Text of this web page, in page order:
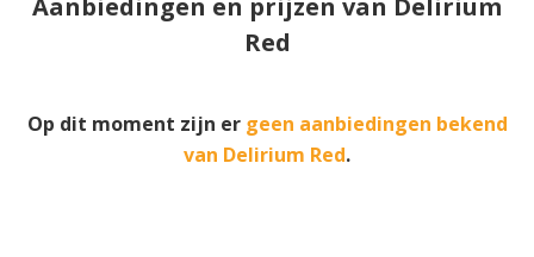
Aanbiedingen en prijzen van Delirium
Red
Op dit moment zijn er geen aanbiedingen bekend
van Delirium Red.